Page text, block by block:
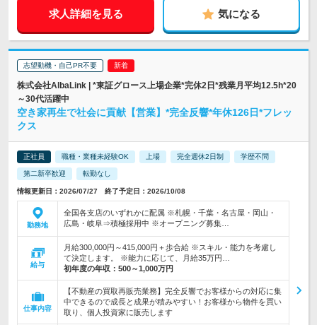
求人詳細を見る 気になる
志望動機・自己PR不要
株式会社AlbaLink | *東証グロース上場企業*完休2日*残業月平均12.5h*20
～30代活躍中
空き家再生で社会に貢献【営業】*完全反響*年休126日*フレッ
クス
正社員 職種・業種未経験OK 上場 完全週休2日制 学歴不問
第二新卒歓迎 転勤なし
情報更新日：2026/07/27 終了予定日：2026/10/08
勤務地
全国各支店のいずれかに配属 ※札幌・千葉・名古屋・岡山・
広島・岐阜⇒積極採用中 ※オープニング募集…
給与
月給300,000円～415,000円＋歩合給 ※スキル・能力を考慮し
て決定します。 ※能力に応じて、月給35万円…
初年度の年収： 500～1,000万円
仕事内容
【不動産の買取再販売業務】完全反響でお客様からの対応に集
中できるので成長と成果が積みやすい！お客様から物件を買い
取り、個人投資家に販売します